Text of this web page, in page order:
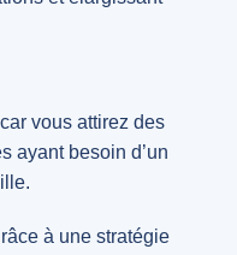
vous attirez des
ayant besoin d’un
à une stratégie